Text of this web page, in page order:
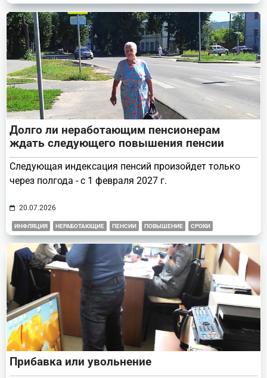
Долго ли неработающим пенсионерам
ждать следующего повышения пенсии
Следующая индексация пенсий произойдет только
через полгода - с 1 февраля 2027 г.
20.07.2026
ИНФЛЯЦИЯ НЕРАБОТАЮЩИЕ ПЕНСИИ ПОВЫШЕНИЕ СРОКИ
Прибавка или увольнение